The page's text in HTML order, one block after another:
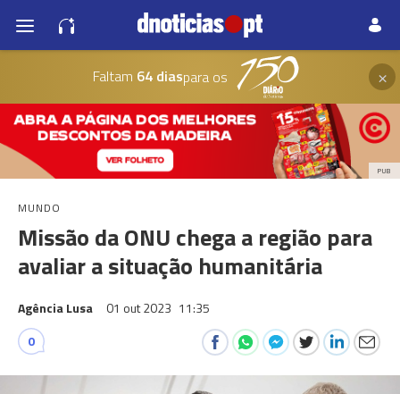
Faltam 64 diaspara os ×
PUB
MUNDO
Missão da ONU chega a região para
avaliar a situação humanitária
Agência Lusa 01 out 2023 11:35
0